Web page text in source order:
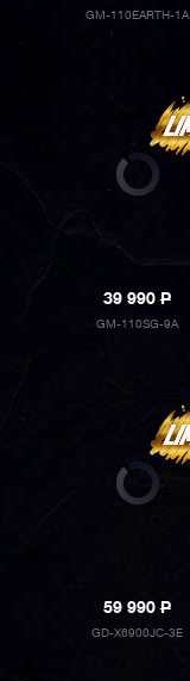
GM-110EARTH-1A
39 990P
GM-110SG-9A
59 990P
GD-X6900JC-3E